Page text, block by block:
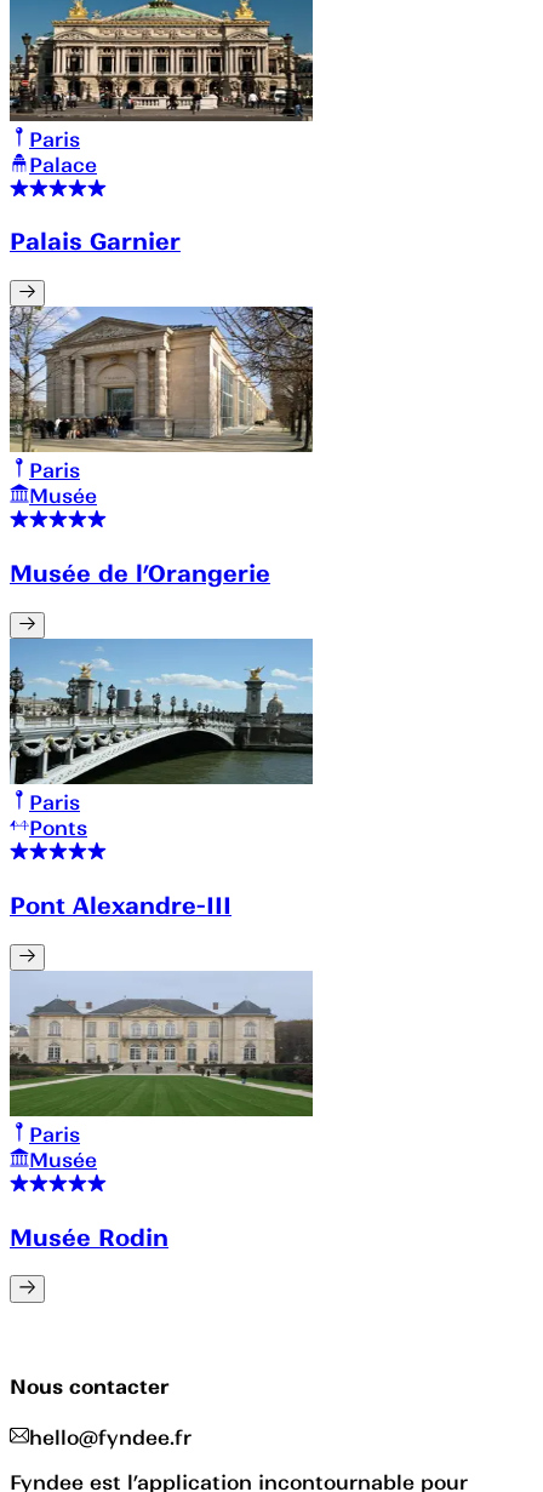
Paris
Palace
Palais Garnier
Paris
Musée
Musée de l’Orangerie
Paris
Ponts
Pont Alexandre-III
Paris
Musée
Musée Rodin
Nous contacter
hello@fyndee.fr
Fyndee est l’application incontournable pour